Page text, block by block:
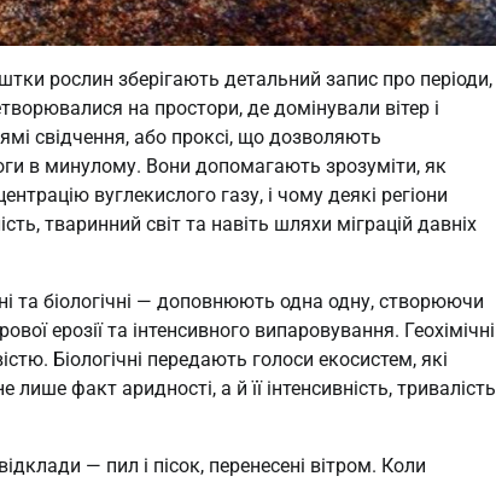
рослин зберігають детальний запис про періоди,
на простори, де домінували вітер і
свідчення, або проксі, що дозволяють
в минулому. Вони допомагають зрозуміти, як
вуглекислого газу, і чому деякі регіони
тваринний світ та навіть шляхи міграцій давніх
та біологічні — доповнюють одна одну, створюючи
ерозії та інтенсивного випаровування. Геохімічні
Біологічні передають голоси екосистем, які
факт аридності, а й її інтенсивність, тривалість
— пил і пісок, перенесені вітром. Коли